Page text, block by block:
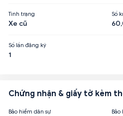
Tình trạng
Xe cũ
Số
Số lần đăng ký
1
Chứng nhận & giấy tờ kèm
Bảo hiểm dân sự